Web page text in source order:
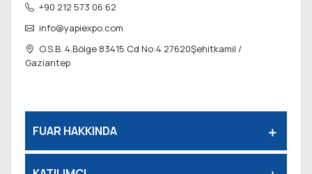
+90 212 573 06 62
info@yapiexpo.com
O.S.B. 4.Bölge 83415 Cd No:4 27620Şehitkamil /
Gaziantep
FUAR HAKKINDA